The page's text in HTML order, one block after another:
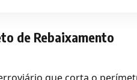
de Rebaixamento